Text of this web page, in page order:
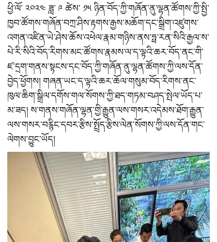
ཕྱི་ལོ་ ༢༠༢༤ ཟླ་ ༩ ཚེས་ ༡༥ ཉིན་བོད་ཀྱི་གཞོན་ནུ་ལྷན་ཚོགས་ཀྱི་སྤྱི་
ཁྱབ་ཚོགས་གཞོན་བཀྲ་ཤིས་རྟགས་རྒྱས་མཆོག་དང་སྒྲིག་འཛུགས་
འགན་འཛིན་ཡེ་ཤེས་ཆོས་འཕེལ་རྣམ་གཉིས་ནས་ཧྥ་རན་སིའི་རྒྱལ་ས་
པེ་རི་སིའི་བོད་རིགས་མང་ཚོགས་རྣམས་ལ་ད་ལྟའི་ཆར་བོད་ནང་གི་
ཛ་དྲག་གནས་སྟངས་དང་བོད་ཀྱི་གཞོན་ནུ་ལྷན་ཚོགས་ཀྱི་ལས་དོན་
བྱེད་ཕྱོགས། གཞན་ཡང་ད་ལྟའི་ཆར་ཆོལ་གསུམ་བོད་རིགས་ནང་
ཁུལ་ཆིག་སྒྲིལ་དགོས་གལ་སོགས་ཀྱི་ཐད་གཏམ་བཤད་སྤེལ་ཡོད་པ་
མ་ཟད། ས་གནས་གཞོན་ལྷན་གྱི་རྒྱུན་ལས་གསར་འདེམས་ཐོག་རྒྱུན་
ལས་གསར་བརྙིང་དབར་རྩིས་སྤྲོད་རྩིས་ལེན་སོགས་ཀྱི་ལས་དོན་གང་
ལེགས་བྱུང་ཡོད།